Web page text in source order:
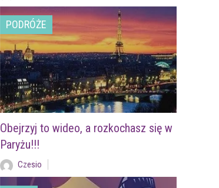
PODRÓŻE
Obejrzyj to wideo, a rozkochasz się w
Paryżu!!!
Czesio